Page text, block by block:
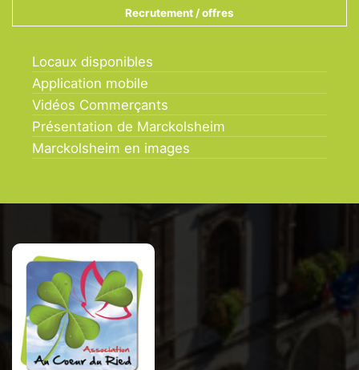
Recrutement / offres
Locaux disponibles
Application mobile
Vidéos Commerçants
Présentation de Marckolsheim
Marckolsheim en images